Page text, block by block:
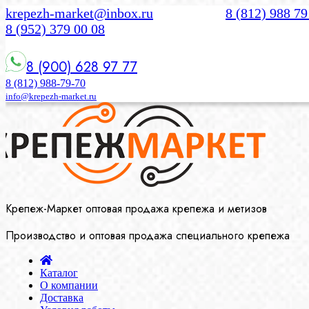
krepezh-market@inbox.ru
8 (812) 988
8 (952) 379 00 08
8 (900) 628 97 77
8 (812) 988-79-70
info@krepezh-market.ru
Крепеж-Маркет оптовая продажа крепежа и метизов
Производство и оптовая продажа специального крепежа
Каталог
О компании
Доставка